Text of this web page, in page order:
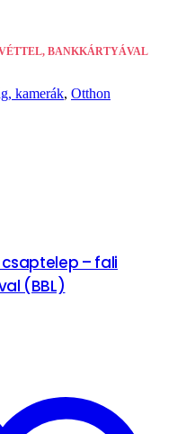
BANKKÁRTYÁVAL
kamerák, Otthon
csaptelep – fali
(BBL)